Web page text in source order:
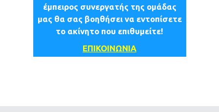
έμπειρος συνεργατής της ομάδας
μας θα σας βοηθήσει να εντοπίσετε
το ακίνητο που επιθυμείτε!
ΕΠΙΚΟΙΝΩΝΙΑ